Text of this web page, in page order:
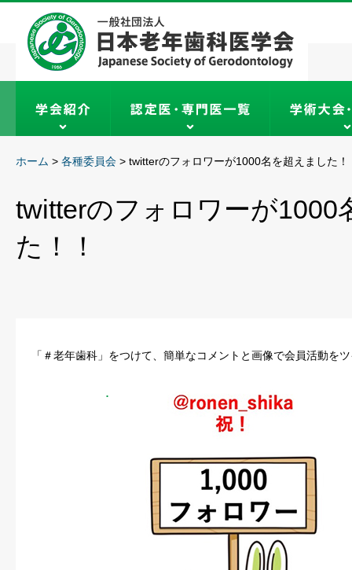
ホーム > 各種委員会 > twitterのフォロワーが1000名を超えました！
twitterのフォロワーが1000
た！！
「＃老年歯科」をつけて、簡単なコメントと画像で会員活動を